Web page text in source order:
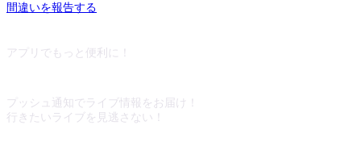
間違いを報告する
アプリでもっと便利に！
プッシュ通知でライブ情報をお届け！
行きたいライブを見逃さない！